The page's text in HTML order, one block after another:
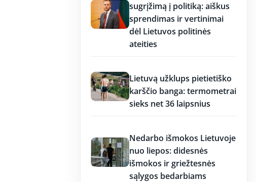
sugrįžimą į politiką: aiškus
sprendimas ir vertinimai
dėl Lietuvos politinės
ateities
Lietuvą užklups pietietiško
karščio banga: termometrai
sieks net 36 laipsnius
Nedarbo išmokos Lietuvoje
nuo liepos: didesnės
išmokos ir griežtesnės
sąlygos bedarbiams